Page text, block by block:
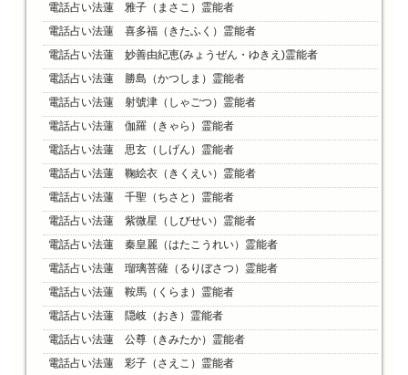
電話占い法蓮 雅子（まさこ）霊能者
電話占い法蓮 喜多福（きたふく）霊能者
電話占い法蓮 妙善由紀恵(みょうぜん・ゆきえ)霊能者
電話占い法蓮 勝島（かつしま）霊能者
電話占い法蓮 射號津（しゃごつ）霊能者
電話占い法蓮 伽羅（きゃら）霊能者
電話占い法蓮 思玄（しげん）霊能者
電話占い法蓮 鞠絵衣（きくえい）霊能者
電話占い法蓮 千聖（ちさと）霊能者
電話占い法蓮 紫微星（しびせい）霊能者
電話占い法蓮 秦皇麗（はたこうれい）霊能者
電話占い法蓮 瑠璃菩薩（るりぼさつ）霊能者
電話占い法蓮 鞍馬（くらま）霊能者
電話占い法蓮 隠岐（おき）霊能者
電話占い法蓮 公尊（きみたか）霊能者
電話占い法蓮 彩子（さえこ）霊能者